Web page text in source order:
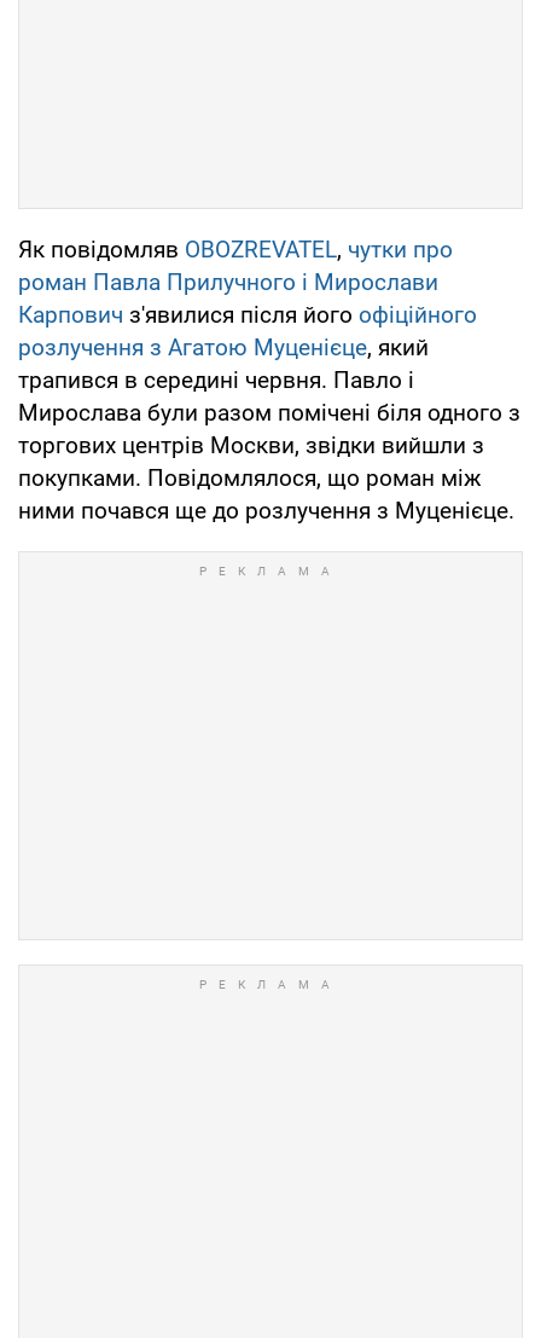
Як повідомляв OBOZREVATEL, чутки про
роман Павла Прилучного і Мирослави
Карпович з'явилися після його офіційного
розлучення з Агатою Муценієце, який
трапився в середині червня. Павло і
Мирослава були разом помічені біля одного з
торгових центрів Москви, звідки вийшли з
покупками. Повідомлялося, що роман між
ними почався ще до розлучення з Муценієце.